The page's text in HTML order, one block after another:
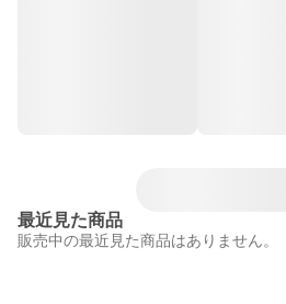
最近見た商品
販売中の最近見た商品はありません。